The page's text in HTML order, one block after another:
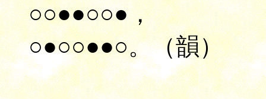
○○●●○○●，
○●○○●●○。（韻）